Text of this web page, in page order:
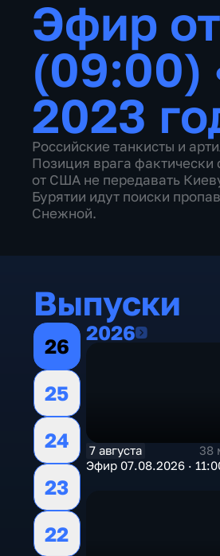
Эфир
(09:00)
2023
Российские танкисты и
Позиция врага
от США не передавать
Бурятии идут поиски
Снежной.
Выпуски
26
25
24
23
22
20262026
7 августа
38
Эфир 07.08.2026 ·